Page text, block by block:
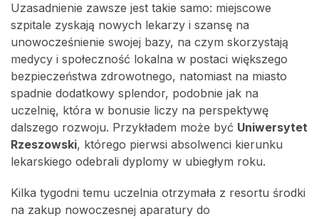
Uzasadnienie zawsze jest takie samo: miejscowe
szpitale zyskają nowych lekarzy i szansę na
unowocześnienie swojej bazy, na czym skorzystają
medycy i społeczność lokalna w postaci większego
bezpieczeństwa zdrowotnego, natomiast na miasto
spadnie dodatkowy splendor, podobnie jak na
uczelnię, która w bonusie liczy na perspektywę
dalszego rozwoju. Przykładem może być Uniwersytet
Rzeszowski, którego pierwsi absolwenci kierunku
lekarskiego odebrali dyplomy w ubiegłym roku.
Kilka tygodni temu uczelnia otrzymała z resortu środki
na zakup nowoczesnej aparatury do